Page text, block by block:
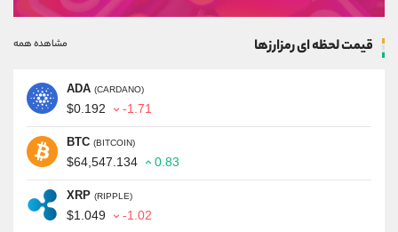
قیمت لحظه ای رمزارزها مشاهده همه
ADA (CARDANO)
$0.192 -1.71
BTC (BITCOIN)
$64,547.134 0.83
XRP (RIPPLE)
$1.049 -1.02